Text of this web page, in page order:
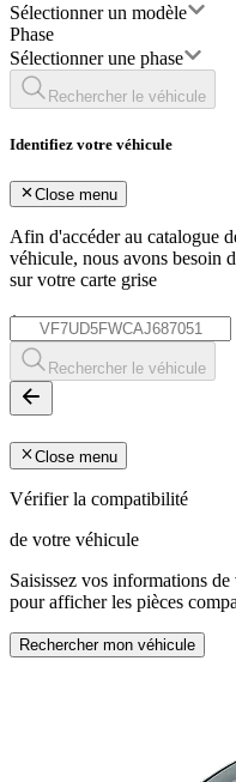
Sélectionner un modèle
Phase
Sélectionner une phase
Rechercher le véhicule
Identifiez votre véhicule
Close menu
Afin d'accéder au catalogue
véhicule, nous avons besoin
sur votre carte grise
*
Rechercher le véhicule
Close menu
Vérifier la compatibilité
de votre véhicule
Saisissez vos informations
pour afficher les pièces
Rechercher mon véhicule